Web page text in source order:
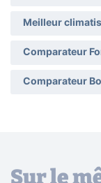
Meilleur
Comparateur
Comparateur
Sur le